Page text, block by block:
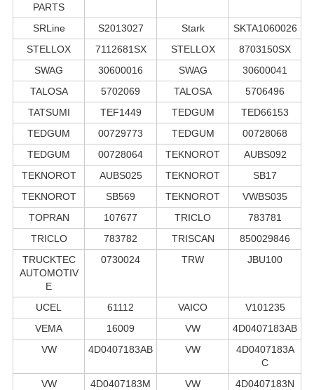
PARTS
SRLine S2013027 Stark
SKTA1060026
STELLOX
7112681SX STELLOX
8703150SX
SWAG
30600016 SWAG
30600041
TALOSA
5702069 TALOSA
5706496
TATSUMI
TEF1449 TEDGUM
TED66153
TEDGUM
00729773 TEDGUM
00728068
TEDGUM
00728064 TEKNOROT
AUBS092
TEKNOROT
AUBS025 TEKNOROT
SB17
TEKNOROT
SB569 TEKNOROT
VWBS035
TOPRAN
107677 TRICLO
783781
TRICLO
783782 TRISCAN
850029846
TRUCKTEC
AUTOMOTIV
E
0730024 TRW JBU100
UCEL 61112 VAICO
V101235
VEMA
16009 VW
4D0407183AB
VW
4D0407183AB VW
4D0407183A
C
VW
4D0407183M VW
4D0407183N